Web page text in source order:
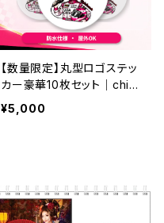
【数量限定】丸型ロゴステッ
カー豪華10枚セット｜chih
odaオリジナル｜防水・屋
外OK
¥5,000